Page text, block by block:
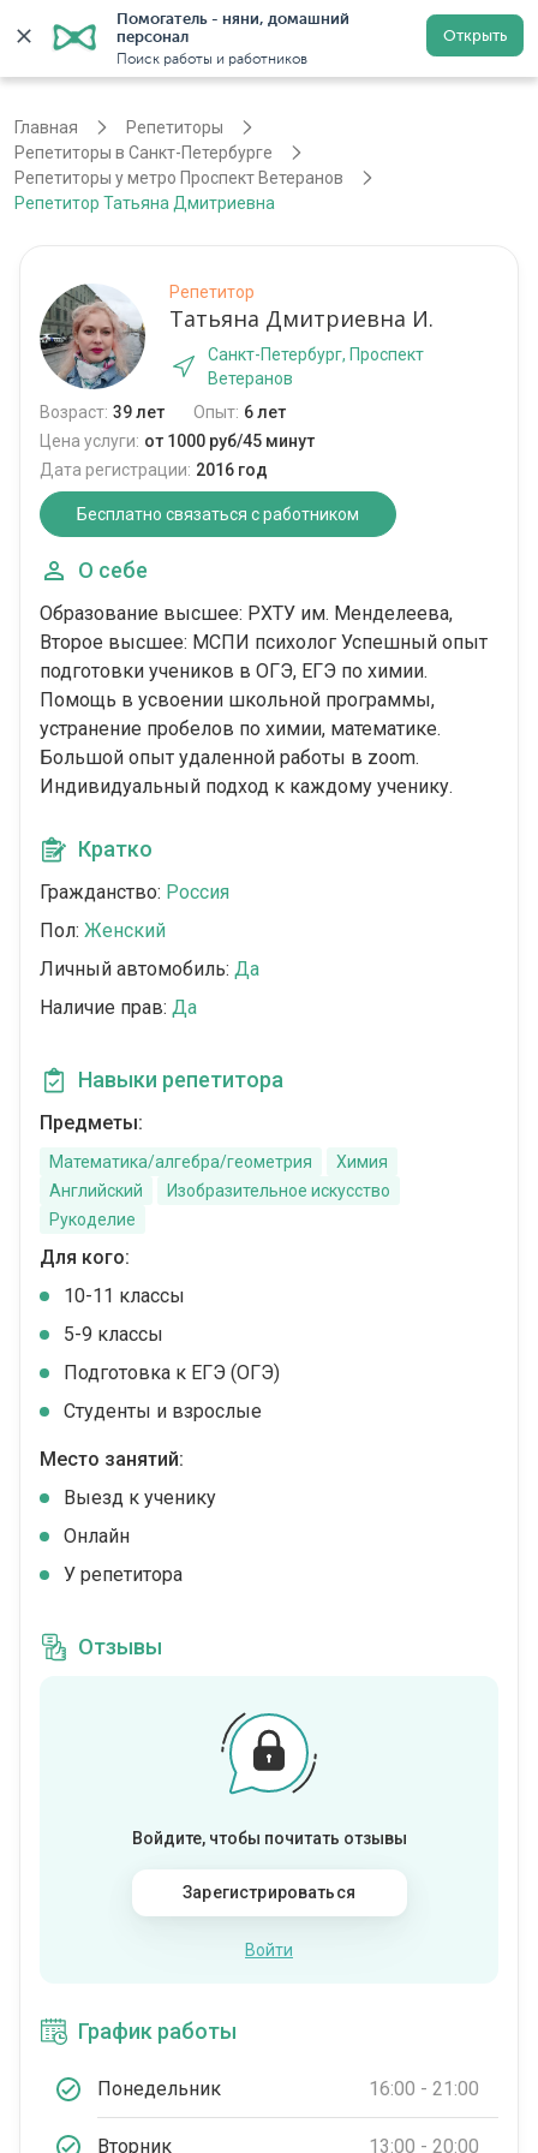
Помогатель - няни, домашний
персонал
Поиск работы и работников
Открыть
Санкт-Петербург Регистрация
Главная
Репетиторы
Репетиторы в Санкт-Петербурге
Репетиторы у метро Проспект Ветеранов
Репетитор Татьяна Дмитриевна
Репетитор
Татьяна Дмитриевна И.
Санкт-Петербург, Проспект
Ветеранов
Возраст: 39 лет Опыт: 6 лет
Цена услуги: от 1000 руб/45 минут
Дата регистрации: 2016 год
Бесплатно связаться с работником
О себе
Образование высшее: РХТУ им. Менделеева,
Второе высшее: МСПИ психолог Успешный опыт
подготовки учеников в ОГЭ, ЕГЭ по химии.
Помощь в усвоении школьной программы,
устранение пробелов по химии, математике.
Большой опыт удаленной работы в zoom.
Индивидуальный подход к каждому ученику.
Кратко
Гражданство: Россия
Пол: Женский
Личный автомобиль: Да
Наличие прав: Да
Навыки репетитора
Предметы:
Математика/алгебра/геометрия
Химия
Английский
Изобразительное искусство
Рукоделие
Для кого:
10-11 классы
5-9 классы
Подготовка к ЕГЭ (ОГЭ)
Студенты и взрослые
Место занятий:
Выезд к ученику
Онлайн
У репетитора
Отзывы
Войдите, чтобы почитать отзывы
Зарегистрироваться
Войти
График работы
Понедельник 16:00 - 21:00
Вторник 13:00 - 20:00